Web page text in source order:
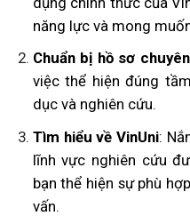
năng lực và mong
Chuẩn bị hồ sơ
việc thể hiện đúng
dục và nghiên cứu.
Tìm hiểu về VinUni:
lĩnh vực nghiên cứu
bạn thể hiện sự phù
vấn.